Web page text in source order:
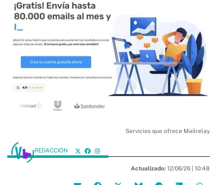
Servicios que ofrece Mailrelay
REDACCIÓN
Actualizado: 12/06/26 | 10:48